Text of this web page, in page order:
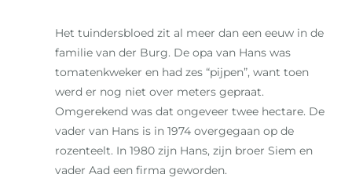
Het tuindersbloed zit al meer dan een eeuw in de
familie van der Burg. De opa van Hans was
tomatenkweker en had zes “pijpen”, want toen
werd er nog niet over meters gepraat.
Omgerekend was dat ongeveer twee hectare. De
vader van Hans is in 1974 overgegaan op de
rozenteelt. In 1980 zijn Hans, zijn broer Siem en
vader Aad een firma geworden.